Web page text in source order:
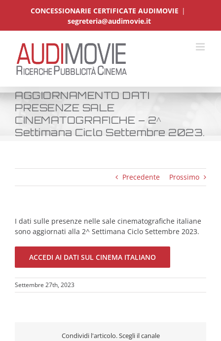
CONCESSIONARIE CERTIFICATE AUDIMOVIE |
segreteria@audimovie.it
AGGIORNAMENTO DATI
PRESENZE SALE
CINEMATOGRAFICHE – 2^
Settimana Ciclo Settembre 2023.
Precedente Prossimo
I dati sulle presenze nelle sale cinematografiche italiane
sono aggiornati alla 2^ Settimana Ciclo Settembre 2023.
ACCEDI AI DATI SUL CINEMA ITALIANO
Settembre 27th, 2023
Condividi l'articolo. Scegli il canale